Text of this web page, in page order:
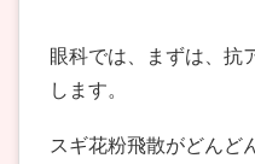
眼科では、まずは、抗
します。
スギ花粉飛散がどんど